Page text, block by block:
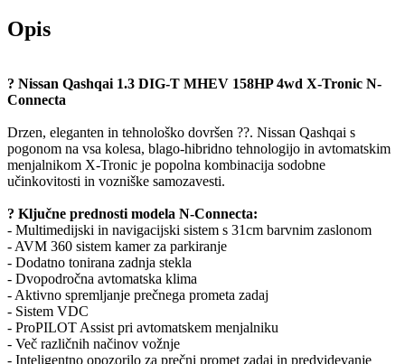
Opis
? Nissan Qashqai 1.3 DIG-T MHEV 158HP 4wd X-Tronic N-
Connecta
Drzen, eleganten in tehnološko dovršen ??. Nissan Qashqai s
pogonom na vsa kolesa, blago-hibridno tehnologijo in avtomatskim
menjalnikom X-Tronic je popolna kombinacija sodobne
učinkovitosti in vozniške samozavesti.
? Ključne prednosti modela N-Connecta:
- Multimedijski in navigacijski sistem s 31cm barvnim zaslonom
- AVM 360 sistem kamer za parkiranje
- Dodatno tonirana zadnja stekla
- Dvopodročna avtomatska klima
- Aktivno spremljanje prečnega prometa zadaj
- Sistem VDC
- ProPILOT Assist pri avtomatskem menjalniku
- Več različnih načinov vožnje
- Inteligentno opozorilo za prečni promet zadaj in predvidevanje